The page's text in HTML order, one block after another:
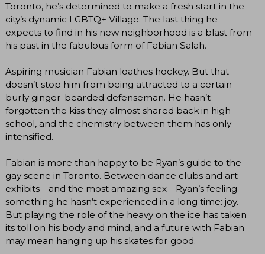
Toronto, he’s determined to make a fresh start in the
city’s dynamic LGBTQ+ Village. The last thing he
expects to find in his new neighborhood is a blast from
his past in the fabulous form of Fabian Salah.
Aspiring musician Fabian loathes hockey. But that
doesn’t stop him from being attracted to a certain
burly ginger-bearded defenseman. He hasn’t
forgotten the kiss they almost shared back in high
school, and the chemistry between them has only
intensified.
Fabian is more than happy to be Ryan’s guide to the
gay scene in Toronto. Between dance clubs and art
exhibits—and the most amazing sex—Ryan’s feeling
something he hasn’t experienced in a long time: joy.
But playing the role of the heavy on the ice has taken
its toll on his body and mind, and a future with Fabian
may mean hanging up his skates for good.